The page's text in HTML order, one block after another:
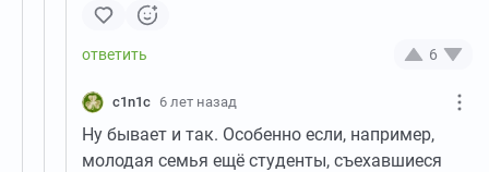
6
c1n1c 6 лет назад
Ну бывает и так. Особенно если, например,
молодая семья ещё студенты, съехавшиеся